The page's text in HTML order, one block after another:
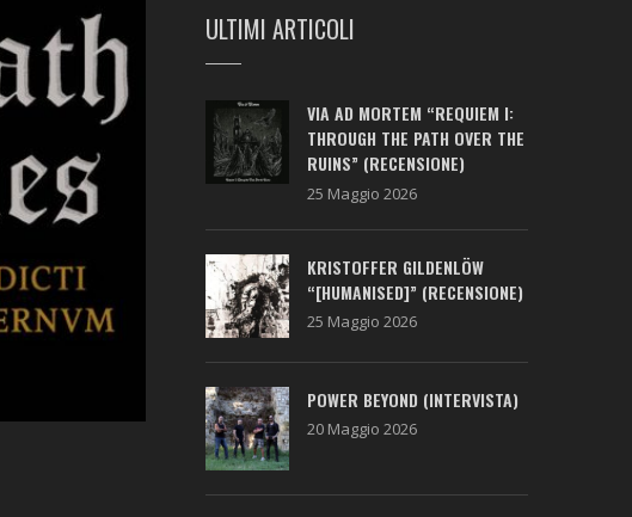
ULTIMI ARTICOLI
VIA AD MORTEM “REQUIEM I:
THROUGH THE PATH OVER THE
RUINS” (RECENSIONE)
25 Maggio 2026
KRISTOFFER GILDENLÖW
“[HUMANISED]” (RECENSIONE)
25 Maggio 2026
POWER BEYOND (INTERVISTA)
20 Maggio 2026